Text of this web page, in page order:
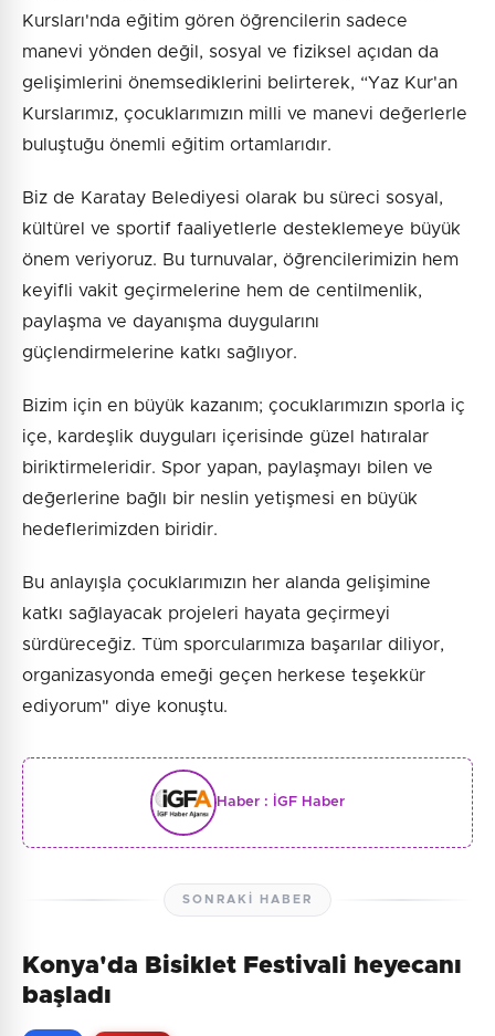
Kursları'nda eğitim gören öğrencilerin sadece
manevi yönden değil, sosyal ve fiziksel açıdan da
gelişimlerini önemsediklerini belirterek, “Yaz Kur'an
Kurslarımız, çocuklarımızın milli ve manevi değerlerle
buluştuğu önemli eğitim ortamlarıdır.
Biz de Karatay Belediyesi olarak bu süreci sosyal,
kültürel ve sportif faaliyetlerle desteklemeye büyük
önem veriyoruz. Bu turnuvalar, öğrencilerimizin hem
keyifli vakit geçirmelerine hem de centilmenlik,
paylaşma ve dayanışma duygularını
güçlendirmelerine katkı sağlıyor.
Bizim için en büyük kazanım; çocuklarımızın sporla iç
içe, kardeşlik duyguları içerisinde güzel hatıralar
biriktirmeleridir. Spor yapan, paylaşmayı bilen ve
değerlerine bağlı bir neslin yetişmesi en büyük
hedeflerimizden biridir.
Bu anlayışla çocuklarımızın her alanda gelişimine
katkı sağlayacak projeleri hayata geçirmeyi
sürdüreceğiz. Tüm sporcularımıza başarılar diliyor,
organizasyonda emeği geçen herkese teşekkür
ediyorum" diye konuştu.
Haber : İGF Haber
SONRAKI HABER
Konya'da Bisiklet Festivali heyecanı
başladı